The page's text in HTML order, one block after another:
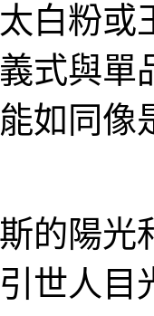
白粉或
式與單
如同像
的陽
世人目